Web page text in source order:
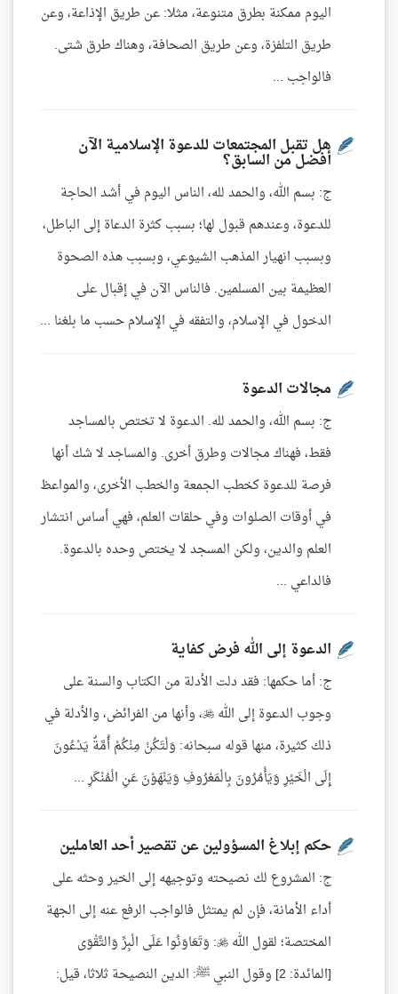
اليوم ممكنة بطرق متنوعة، مثلا: عن طريق الإذاعة، وعن
طريق التلفزة، وعن طريق الصحافة، وهناك طرق شتى.
فالواجب ...
هل تقبل المجتمعات للدعوة الإسلامية الآن
أفضل من السابق؟
ج: بسم الله، والحمد لله، الناس اليوم في أشد الحاجة
للدعوة، وعندهم قبول لها؛ بسبب كثرة الدعاة إلى الباطل،
وبسبب انهيار المذهب الشيوعي، وبسبب هذه الصحوة
العظيمة بين المسلمين. فالناس الآن في إقبال على
الدخول في الإسلام، والتفقه في الإسلام حسب ما بلغنا ...
مجالات الدعوة
ج: بسم الله، والحمد لله. الدعوة لا تختص بالمساجد
فقط، فهناك مجالات وطرق أخرى. والمساجد لا شك أنها
فرصة للدعوة كخطب الجمعة والخطب الأخرى، والمواعظ
في أوقات الصلوات وفي حلقات العلم، فهي أساس انتشار
العلم والدين، ولكن المسجد لا يختص وحده بالدعوة.
فالداعي ...
الدعوة إلى الله فرض كفاية
ج: أما حكمها: فقد دلت الأدلة من الكتاب والسنة على
وجوب الدعوة إلى الله ، وأنها من الفرائض، والأدلة في
ذلك كثيرة، منها قوله سبحانه: وَلْتَكُنْ مِنْكُمْ أُمَّةٌ يَدْعُونَ
إِلَى الْخَيْرِ وَيَأْمُرُونَ بِالْمَعْرُوفِ وَيَنْهَوْنَ عَنِ الْمُنْكَرِ ...
حكم إبلاغ المسؤولين عن تقصير أحد العاملين
ج: المشروع لك نصيحته وتوجيهه إلى الخير وحثه على
أداء الأمانة، فإن لم يمتثل فالواجب الرفع عنه إلى الجهة
المختصة؛ لقول الله : وَتَعَاوَنُوا عَلَى الْبِرِّ وَالتَّقْوَى
[المائدة: 2] وقول النبي ﷺ: الدين النصيحة ثلاثا، قيل: